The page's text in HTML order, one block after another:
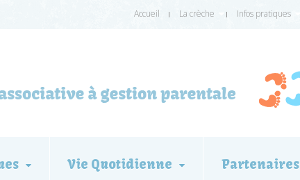
Accueil La crèche Infos pratiques
Vie Quotidienne Partenaires